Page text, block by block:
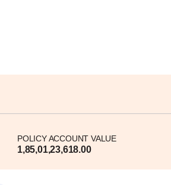
POLICY ACCOUNT VALUE
1,85,01,23,618.00